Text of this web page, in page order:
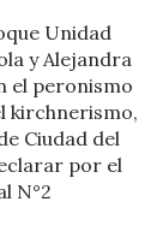
Unidad
y Alejandra
el peronismo
kirchnerismo,
Ciudad del
por el
N°2